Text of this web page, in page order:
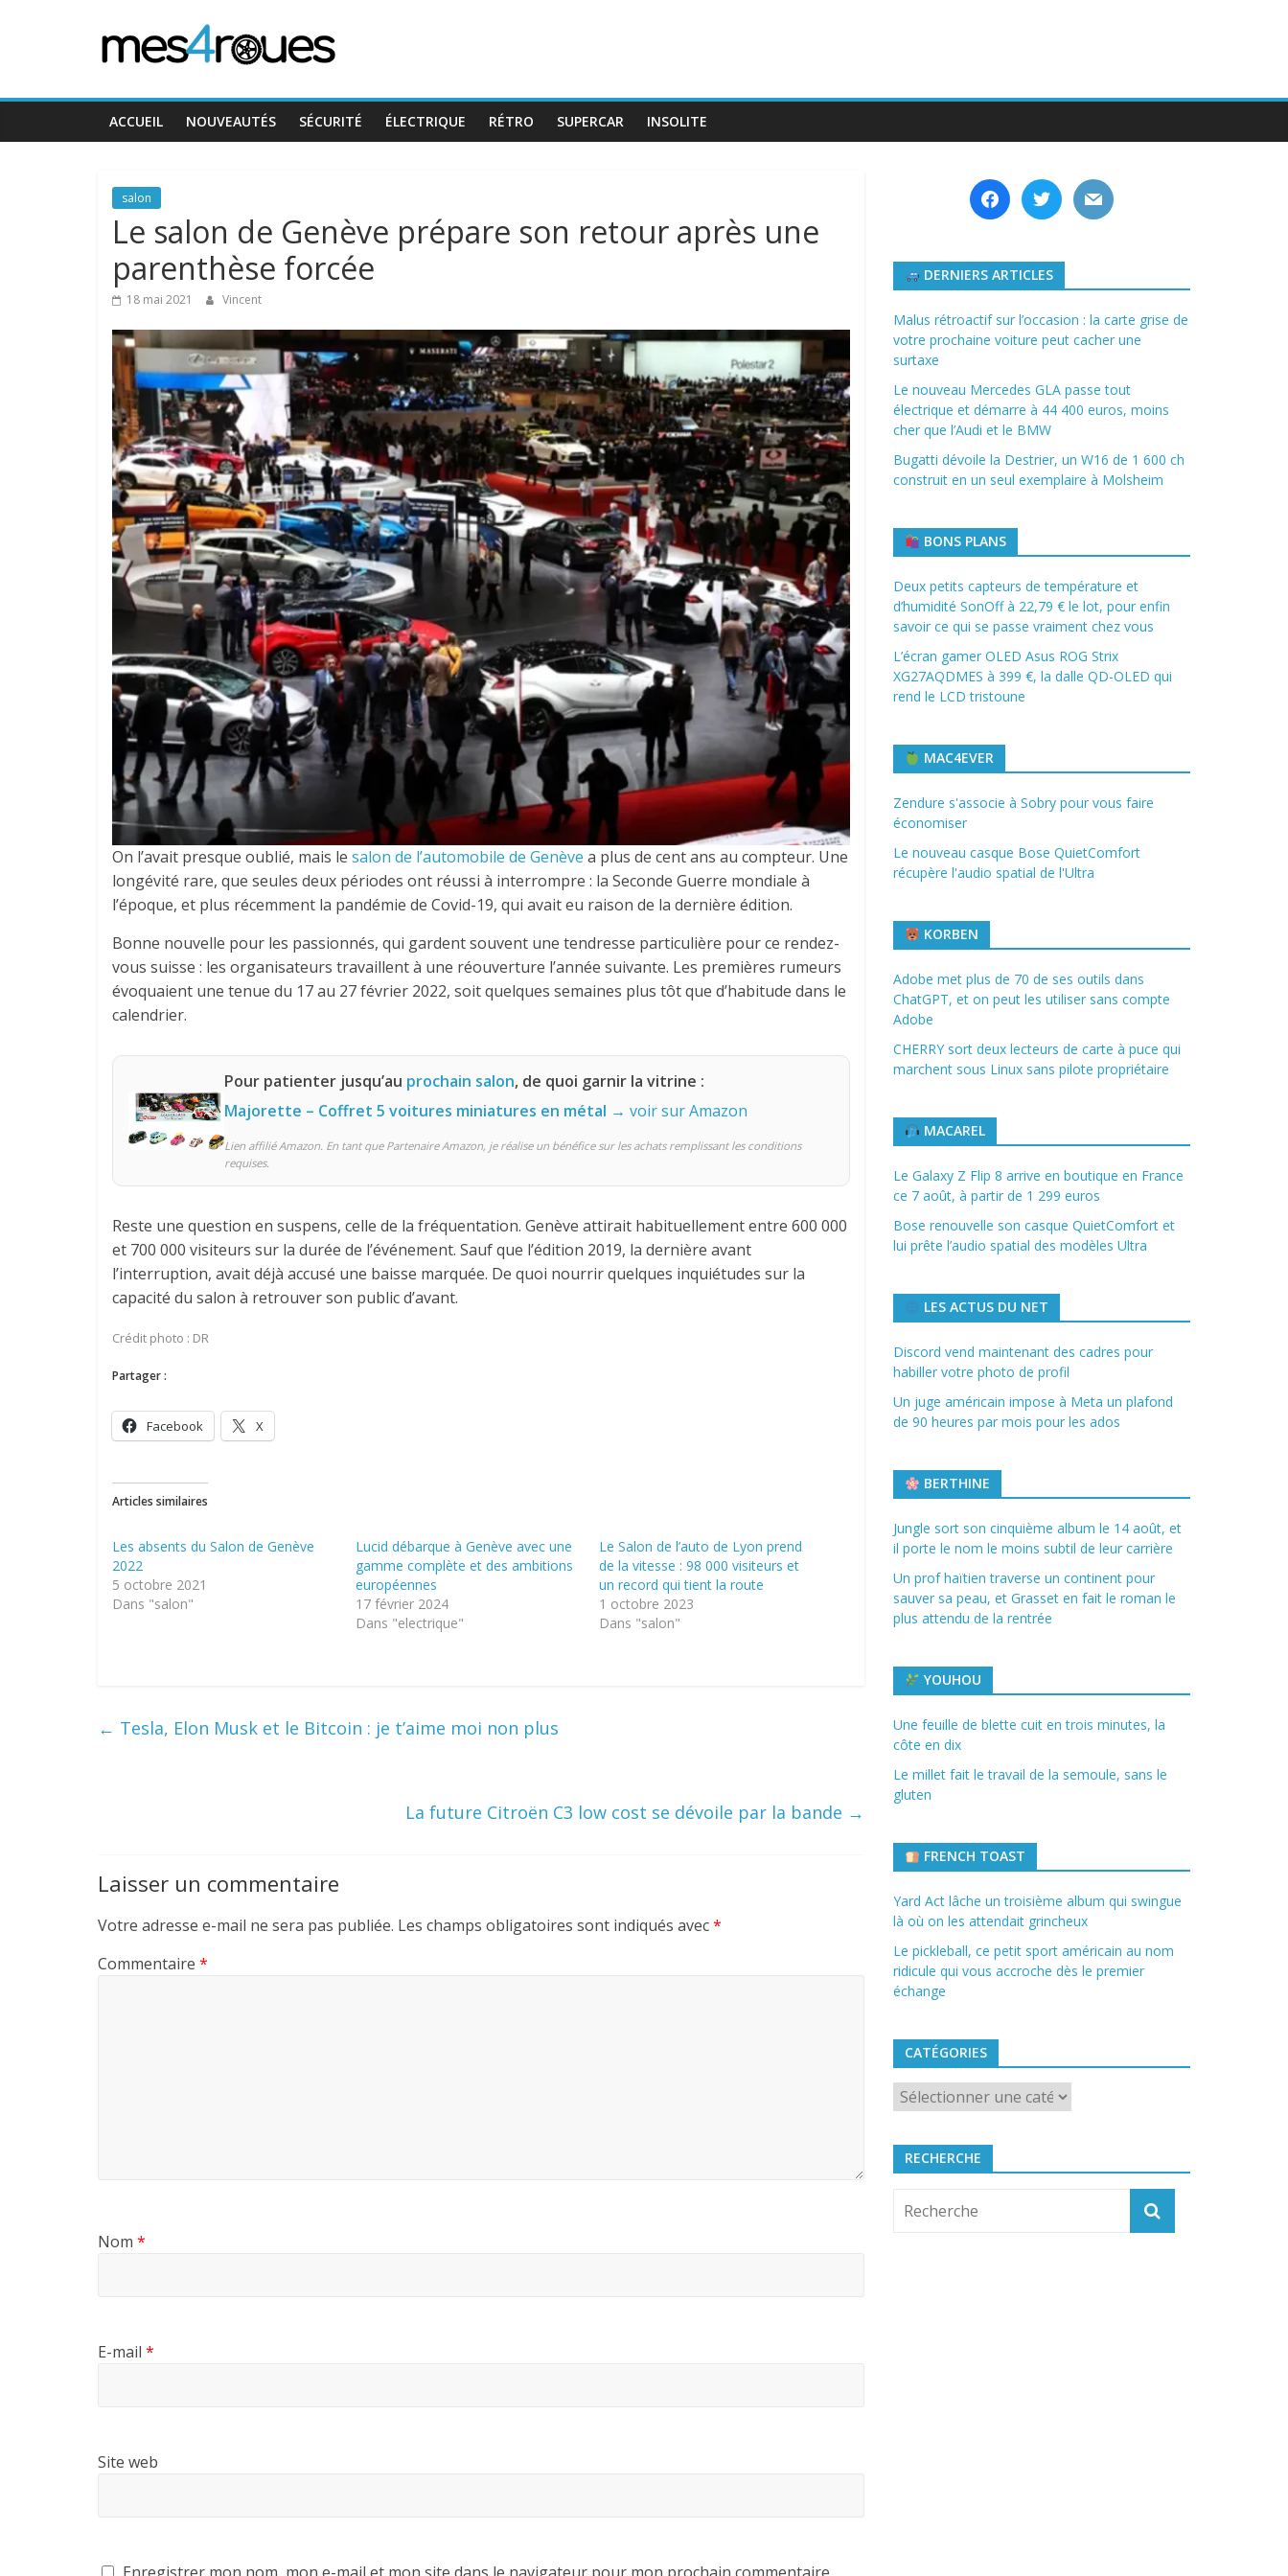
Mes4Roues
ACCUEIL NOUVEAUTÉS SÉCURITÉ ÉLECTRIQUE RÉTRO SUPERCAR INSOLITE
salon
Le salon de Genève prépare son retour après une
parenthèse forcée
18 mai 2021 Vincent
On l’avait presque oublié, mais le salon de l’automobile de Genève a plus de cent ans au compteur. Une
longévité rare, que seules deux périodes ont réussi à interrompre : la Seconde Guerre mondiale à
l’époque, et plus récemment la pandémie de Covid-19, qui avait eu raison de la dernière édition.
Bonne nouvelle pour les passionnés, qui gardent souvent une tendresse particulière pour ce rendez-
vous suisse : les organisateurs travaillent à une réouverture l’année suivante. Les premières rumeurs
évoquaient une tenue du 17 au 27 février 2022, soit quelques semaines plus tôt que d’habitude dans le
calendrier.
Pour patienter jusqu’au prochain salon, de quoi garnir la vitrine :
Majorette – Coffret 5 voitures miniatures en métal → voir sur Amazon
Lien affilié Amazon. En tant que Partenaire Amazon, je réalise un bénéfice sur les achats remplissant les conditions
requises.
Reste une question en suspens, celle de la fréquentation. Genève attirait habituellement entre 600 000
et 700 000 visiteurs sur la durée de l’événement. Sauf que l’édition 2019, la dernière avant
l’interruption, avait déjà accusé une baisse marquée. De quoi nourrir quelques inquiétudes sur la
capacité du salon à retrouver son public d’avant.
Crédit photo : DR
Partager :
Facebook X
Articles similaires
Les absents du Salon de Genève
2022
5 octobre 2021
Dans "salon"
Lucid débarque à Genève avec une
gamme complète et des ambitions
européennes
17 février 2024
Dans "electrique"
Le Salon de l’auto de Lyon prend
de la vitesse : 98 000 visiteurs et
un record qui tient la route
1 octobre 2023
Dans "salon"
← Tesla, Elon Musk et le Bitcoin : je t’aime moi non plus
La future Citroën C3 low cost se dévoile par la bande →
Laisser un commentaire
Votre adresse e-mail ne sera pas publiée. Les champs obligatoires sont indiqués avec*
Commentaire *
Nom *
E-mail *
Site web
Enregistrer mon nom, mon e-mail et mon site dans le navigateur pour mon prochain commentaire.
facebooktwitter mail
DERNIERS ARTICLES
Malus rétroactif sur l’occasion : la carte grise de
votre prochaine voiture peut cacher une
surtaxe
Le nouveau Mercedes GLA passe tout
électrique et démarre à 44 400 euros, moins
cher que l’Audi et le BMW
Bugatti dévoile la Destrier, un W16 de 1 600 ch
construit en un seul exemplaire à Molsheim
BONS PLANS
Deux petits capteurs de température et
d’humidité SonOff à 22,79 € le lot, pour enfin
savoir ce qui se passe vraiment chez vous
L’écran gamer OLED Asus ROG Strix
XG27AQDMES à 399 €, la dalle QD-OLED qui
rend le LCD tristoune
MAC4EVER
Zendure s'associe à Sobry pour vous faire
économiser
Le nouveau casque Bose QuietComfort
récupère l'audio spatial de l'Ultra
KORBEN
Adobe met plus de 70 de ses outils dans
ChatGPT, et on peut les utiliser sans compte
Adobe
CHERRY sort deux lecteurs de carte à puce qui
marchent sous Linux sans pilote propriétaire
MACAREL
Le Galaxy Z Flip 8 arrive en boutique en France
ce 7 août, à partir de 1 299 euros
Bose renouvelle son casque QuietComfort et
lui prête l’audio spatial des modèles Ultra
LES ACTUS DU NET
Discord vend maintenant des cadres pour
habiller votre photo de profil
Un juge américain impose à Meta un plafond
de 90 heures par mois pour les ados
BERTHINE
Jungle sort son cinquième album le 14 août, et
il porte le nom le moins subtil de leur carrière
Un prof haïtien traverse un continent pour
sauver sa peau, et Grasset en fait le roman le
plus attendu de la rentrée
YOUHOU
Une feuille de blette cuit en trois minutes, la
côte en dix
Le millet fait le travail de la semoule, sans le
gluten
FRENCH TOAST
Yard Act lâche un troisième album qui swingue
là où on les attendait grincheux
Le pickleball, ce petit sport américain au nom
ridicule qui vous accroche dès le premier
échange
CATÉGORIES
Catégories
RECHERCHE